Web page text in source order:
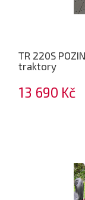
TR 220S
traktory
13 690 Kč